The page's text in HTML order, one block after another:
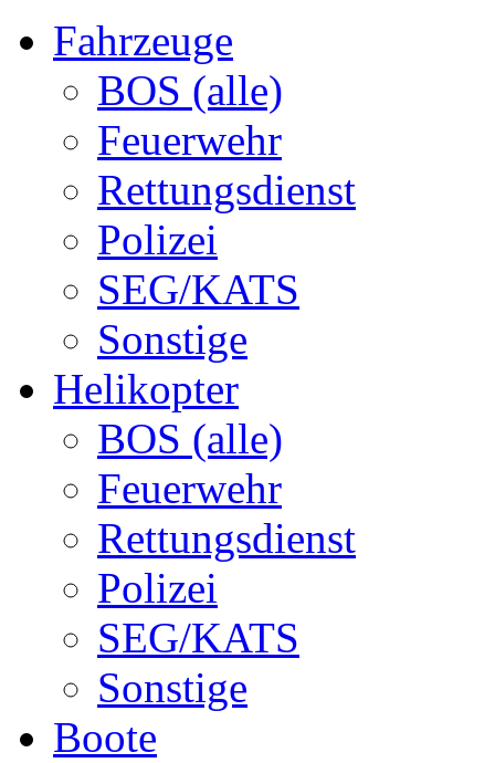
Fahrzeuge
BOS (alle)
Feuerwehr
Rettungsdienst
Polizei
SEG/KATS
Sonstige
Helikopter
BOS (alle)
Feuerwehr
Rettungsdienst
Polizei
SEG/KATS
Sonstige
Boote